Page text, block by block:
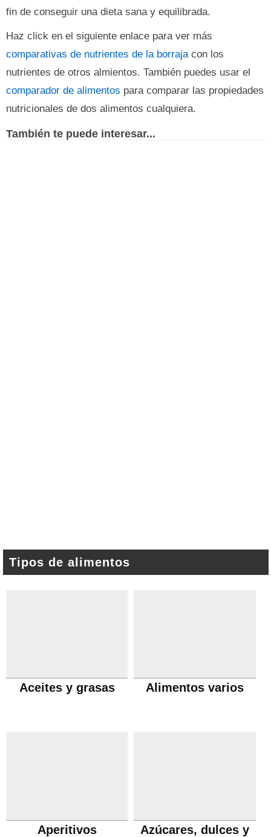
fin de conseguir una dieta sana y equilibrada.
Haz click en el siguiente enlace para ver más
comparativas de nutrientes de la borrajacon los
nutrientes de otros almientos. También puedes usar el
comparador de alimentos para comparar las propiedades
nutricionales de dos alimentos cualquiera.
También te puede interesar...
Tipos de alimentos
Aceites y grasas Alimentos varios
Aperitivos
Azúcares, dulces y